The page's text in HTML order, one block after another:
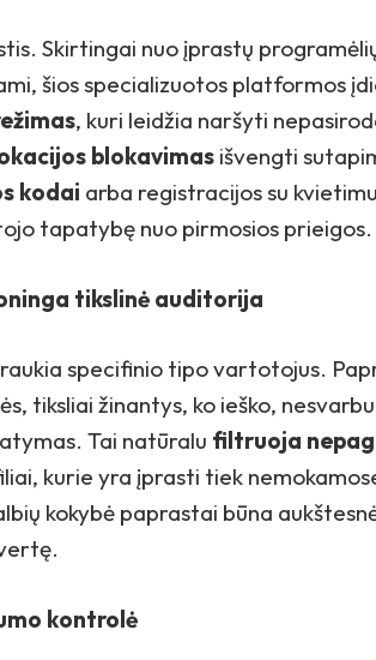
Skirtingai nuo įprastų
šios specializuotos platformos
, kuri leidžia naršyti
blokavimas išvengti
kodai arba registracijos su
tapatybę nuo pirmosios prieigos.
tikslinė auditorija
specifinio tipo vartotojus.
tiksliai žinantys, ko ieško,
Tai natūralu filtruoja
kurie yra įprasti tiek
kokybė paprastai būna
kontrolė